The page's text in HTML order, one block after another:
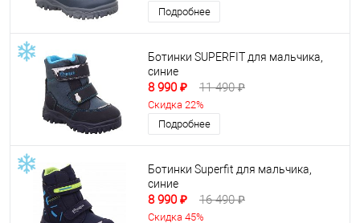
Подробнее
Ботинки SUPERFIT для мальчика,
синие
8 990 ₽ 11 490 ₽
Скидка 22%
Подробнее
Ботинки Superfit для мальчика,
синие
8 990 ₽ 16 490 ₽
Скидка 45%